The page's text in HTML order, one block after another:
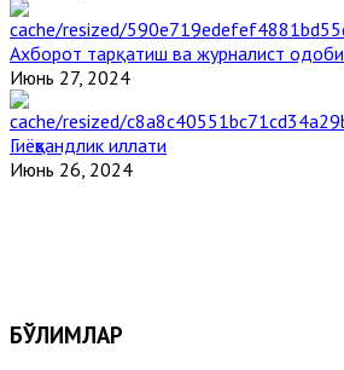
Ахборот тарқатиш ва журналист одоби
Июнь 27, 2024
Гиёҳвандлик иллати
Июнь 26, 2024
БЎЛИМЛАР